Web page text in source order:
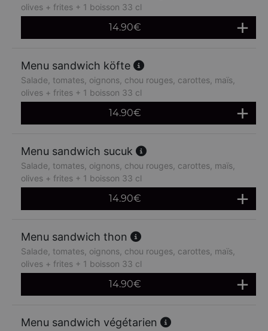
olives + frites + 1 boisson 33 cl
14.90€
Menu sandwich köfte
Salade, tomates, oignons, chou rouges, carottes, maïs,
olives + frites + 1 boisson 33 cl
14.90€
Menu sandwich sucuk
Salade, tomates, oignons, chou rouges, carottes, maïs,
olives + frites + 1 boisson 33 cl
14.90€
Menu sandwich thon
Salade, tomates, oignons, chou rouges, carottes, maïs,
olives + frites + 1 boisson 33 cl
14.90€
Menu sandwich végétarien